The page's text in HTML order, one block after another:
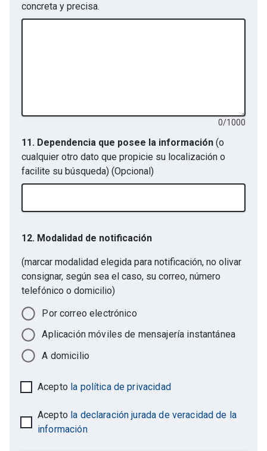
concreta y precisa.
0/1000
11. Dependencia que posee la información (o
cualquier otro dato que propicie su localización o
facilite su búsqueda) (Opcional)
12. Modalidad de notificación
(marcar modalidad elegida para notificación, no olivar
consignar, según sea el caso, su correo, número
telefónico o domicilio)
Por correo electrónico
Aplicación móviles de mensajería instantánea
A domicilio
Acepto la política de privacidad
Acepto la declaración jurada de veracidad de la
información